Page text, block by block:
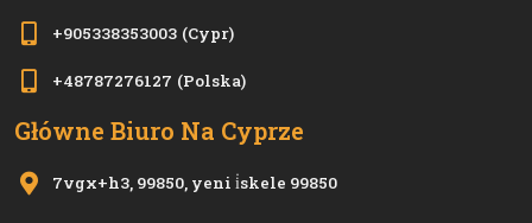
+905338353003 (Cypr)
+48787276127 (Polska)
Główne Biuro Na Cyprze
7vgx+h3, 99850, yeni i̇skele 99850